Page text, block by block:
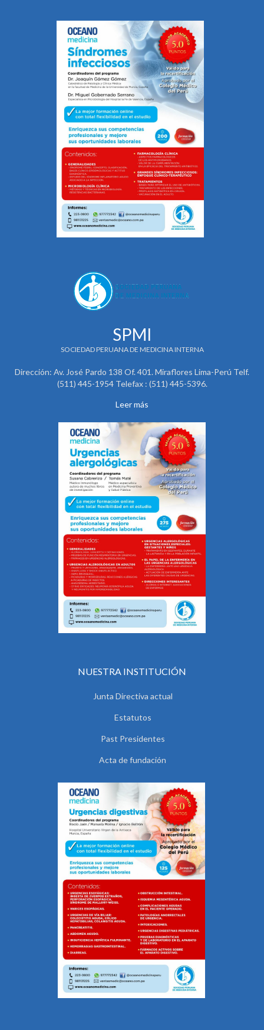
SPMI
SOCIEDAD PERUANA DE MEDICINA INTERNA
Dirección: Av. José Pardo 138 Of. 401. Miraflores Lima-Perú Telf.
(511) 445-1954 Telefax : (511) 445-5396.
Leer más
NUESTRA INSTITUCIÓN
Junta Directiva actual
Estatutos
Past Presidentes
Acta de fundación